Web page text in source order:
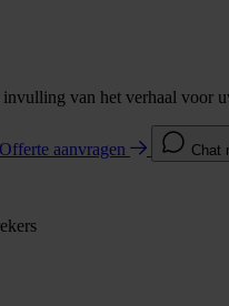
van het verhaal voor
Offerte aanvragen Chat